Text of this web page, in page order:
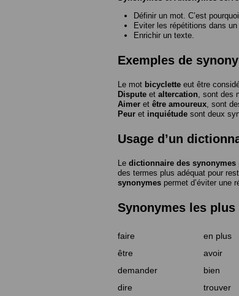
Définir un mot. C’est
Eviter les répétitions dans un
Enrichir un texte.
Exemples de
Le mot bicyclette eut être
Dispute et altercation , sont des
Aimer et être amoureux , sont
Peur et inquiétude sont deux
Usage d’un
Le dictionnaire des synonymes
des termes plus adéquat pour
synonymes permet d’éviter une
Synonymes les plus
faire en plus
être
avoir
demander
bien
dire
trouver